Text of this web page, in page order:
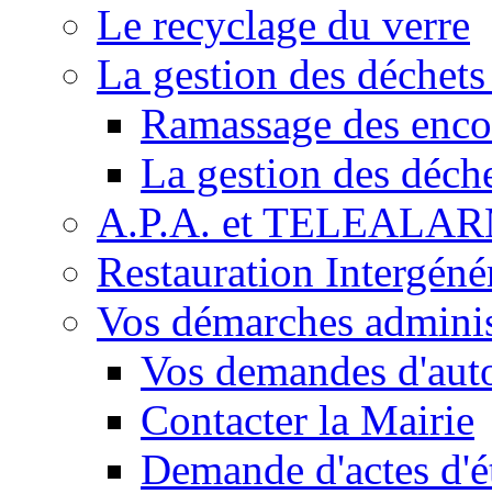
Le recyclage du verre
La gestion des
Ramassage des
La gestion des
A.P.A. et
Restauration
Vos démarches
Vos demandes
Contacter la Mairie
Demande d'actes